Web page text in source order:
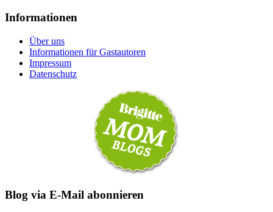
Informationen
Über uns
Informationen für Gastautoren
Impressum
Datenschutz
Blog via E-Mail abonnieren